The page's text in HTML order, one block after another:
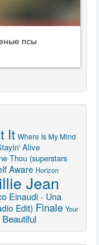
псы
It Where Is My Mind
Alive
Thou (superstars
Aware Horizon
Jean
Einaudi - Una
Edit) Finale Your